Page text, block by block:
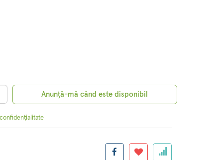
Anunță-mă când este disponibil